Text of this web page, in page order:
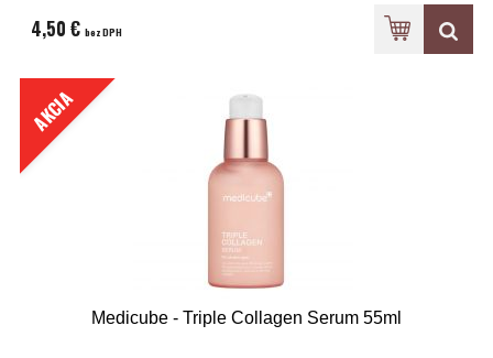
4,50 € bez DPH
AKCIA
Medicube - Triple Collagen Serum 55ml